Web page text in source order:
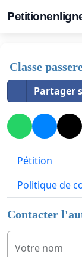
Classe
Partager
Pétition
Politique de
Contacter
Votre nom